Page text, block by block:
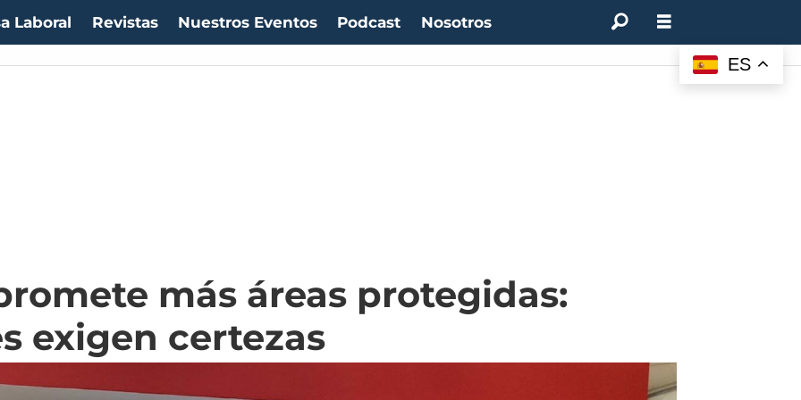
Laboral Revistas Nuestros Eventos Podcast Nosotros
más áreas protegidas:
exigen certezas
ES
Bitcoin: $64.600,08